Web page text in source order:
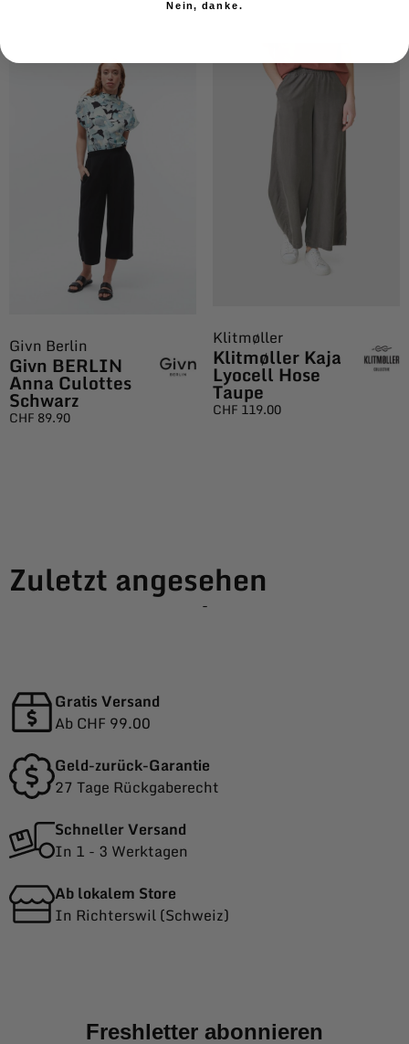
Givn Berlin
Givn BERLIN
Anna Culottes
Schwarz
CHF 89.90
Klitmøller
Klitmøller Kaja
Lyocell Hose
Taupe
CHF 119.00
Zuletzt angesehen
-
Gratis Versand
Ab CHF 99.00
Geld-zurück-Garantie
27 Tage Rückgaberecht
Schneller Versand
In 1 - 3 Werktagen
Ab lokalem Store
In Richterswil (Schweiz)
Freshletter abonnieren
Nein, danke.